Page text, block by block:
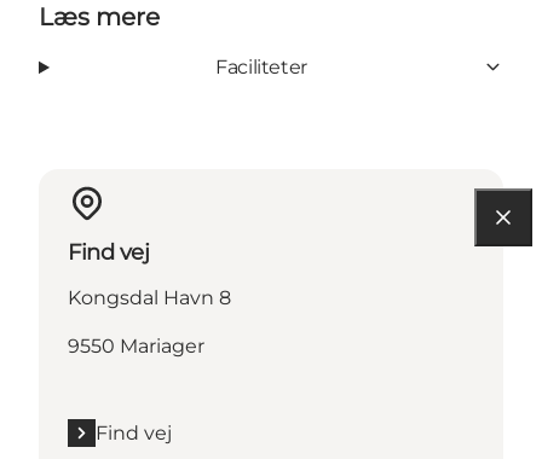
Læs mere
Faciliteter
Find vej
Kongsdal Havn 8
9550 Mariager
Find vej